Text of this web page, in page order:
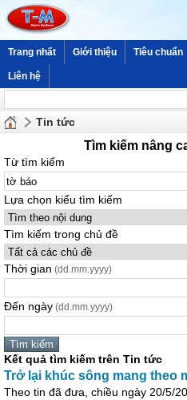
Trang nhất Giới thiệu Tiêu chuẩn
Liên hệ
Tin tức
Tìm kiếm nâng
Từ tìm kiếm
Lựa chọn kiểu tìm kiếm
Tìm kiếm trong chủ đề
Thời gian (dd.mm.yyyy)
Đến ngày (dd.mm.yyyy)
Kết quả tìm kiếm trên Tin tức
Trở lại khúc sông mang theo
Theo tin đã đưa, chiều ngày 20/5/